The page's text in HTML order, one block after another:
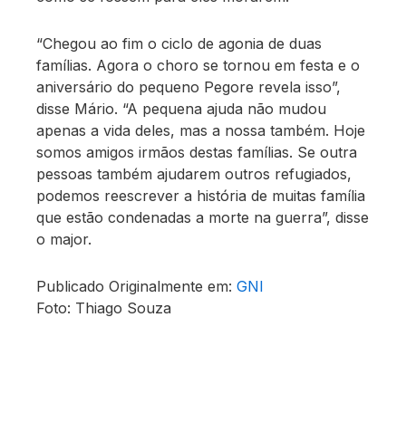
“Chegou ao fim o ciclo de agonia de duas
famílias. Agora o choro se tornou em festa e o
aniversário do pequeno Pegore revela isso”,
disse Mário. “A pequena ajuda não mudou
apenas a vida deles, mas a nossa também. Hoje
somos amigos irmãos destas famílias. Se outra
pessoas também ajudarem outros refugiados,
podemos reescrever a história de muitas família
que estão condenadas a morte na guerra”, disse
o major.
Publicado Originalmente em:GNI
Foto: Thiago Souza